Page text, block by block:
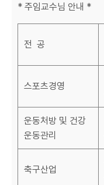
* 주임교수님 안내 *
전 공
스포츠경영
운동처방 및 건강
운동관리
축구산업